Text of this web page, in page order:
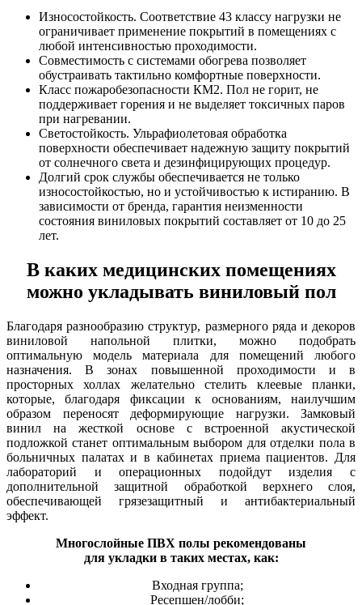
Износостойкость. Соответствие 43 классу нагрузки не
ограничивает применение покрытий в помещениях с
любой интенсивностью проходимости.
Совместимость с системами обогрева позволяет
обустраивать тактильно комфортные поверхности.
Класс пожаробезопасности КМ2. Пол не горит, не
поддерживает горения и не выделяет токсичных паров
при нагревании.
Светостойкость. Ульрафиолетовая обработка
поверхности обеспечивает надежную защиту покрытий
от солнечного света и дезинфицирующих процедур.
Долгий срок службы обеспечивается не только
износостойкостью, но и устойчивостью к истиранию. В
зависимости от бренда, гарантия неизменности
состояния виниловых покрытий составляет от 10 до 25
лет.
В каких медицинских помещениях
можно укладывать виниловый пол
Благодаря разнообразию структур, размерного ряда и декоров
виниловой напольной плитки, можно подобрать
оптимальную модель материала для помещений любого
назначения. В зонах повышенной проходимости и в
просторных холлах желательно стелить клеевые планки,
которые, благодаря фиксации к основаниям, наилучшим
образом переносят деформирующие нагрузки. Замковый
винил на жесткой основе с встроенной акустической
подложкой станет оптимальным выбором для отделки пола в
больничных палатах и в кабинетах приема пациентов. Для
лабораторий и операционных подойдут изделия с
дополнительной защитной обработкой верхнего слоя,
обеспечивающей грязезащитный и антибактериальный
эффект.
Многослойные ПВХ полы рекомендованы
для укладки в таких местах, как:
Входная группа;
Ресепшен/лобби;